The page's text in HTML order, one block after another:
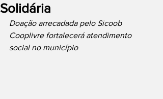
Solidária
Doação arrecadada pelo Sicoob
Cooplivre fortalecerá atendimento
social no município